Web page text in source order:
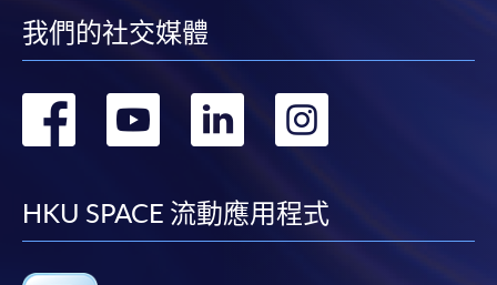
我們的社交媒體
轉
facebook
轉
youtube
轉
linkedin
轉
HKU SPACE 流動應用程式